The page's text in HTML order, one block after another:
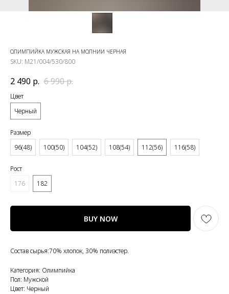
ОЛИМПИЙКА МУЖСКАЯ НА МОЛНИИ ЧЕРНАЯ
SKU: M21/004/530/800
2 490 р. 6 990р.
Цвет
Черный
Размер
96(48)
100(50) 104(52) 108(54) 112(56) 116(58)
Рост
176
182
BUY NOW
Состав сырья:70% хлопок, 30% полиэстер.
Категория: Олимпийка
Пол: Мужской
Цвет: Черный